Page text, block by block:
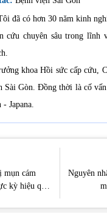
đã có hơn 30 năm kinh
cứu chuyên sâu trong lĩnh
khoa Hồi sức cấp cứu,
Sài Gòn. Đồng thời là cố
Japana.
mụn cám
kỳ hiệu quả
Nguyên